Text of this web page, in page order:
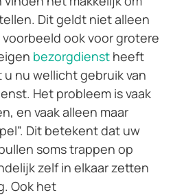
Dit geldt niet alleen
ook voor grotere
bezorgdienst heeft
nu wellicht gebruik van
Het probleem is vaak
en vaak alleen maar
Dit betekent dat uw
soms trappen op
zelf in elkaar zetten
Ook het